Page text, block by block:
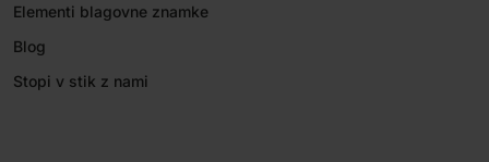
Elementi blagovne znamke
Blog
Stopi v stik z nami